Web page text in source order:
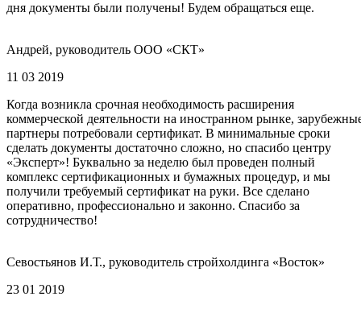
дня документы были получены! Будем обращаться еще.
Андрей, руководитель ООО «СКТ»
11 03 2019
Когда возникла срочная необходимость расширения
коммерческой деятельности на иностранном рынке,
партнеры потребовали сертификат. В минимальные сроки
сделать документы достаточно сложно, но спасибо центру
«Эксперт»! Буквально за неделю был проведен полный
комплекс сертификационных и бумажных процедур, и мы
получили требуемый сертификат на руки. Все сделано
оперативно, профессионально и законно. Спасибо за
сотрудничество!
Севостьянов И.Т., руководитель стройхолдинга «Восток»
23 01 2019